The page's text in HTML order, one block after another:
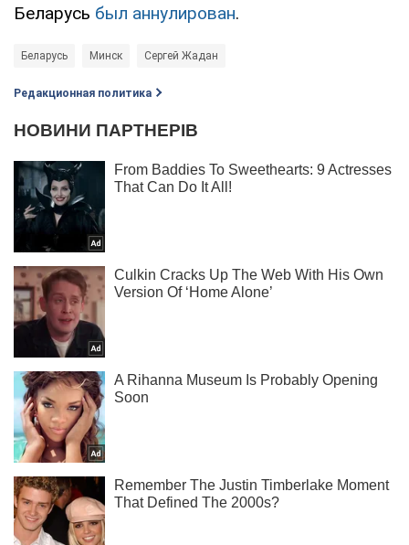
Беларусь был аннулирован.
Беларусь Минск Сергей Жадан
Редакционная политика